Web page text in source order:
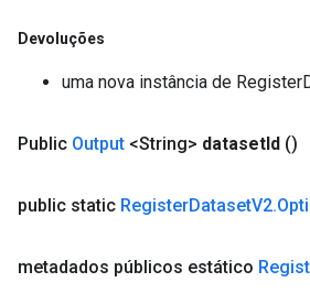
Devoluções
uma nova instância de
Public Output <String> datasetId ()
public static RegisterDatasetV2.
metadados públicos estático